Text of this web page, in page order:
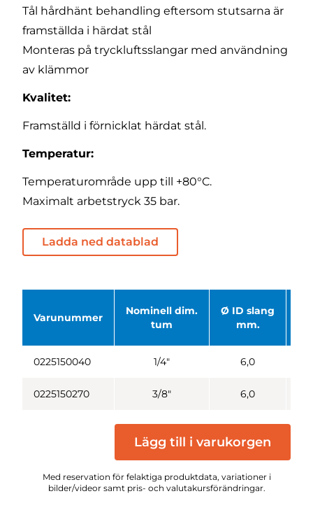
Tål hårdhänt behandling eftersom stutsarna är
framställda i härdat stål
Monteras på tryckluftsslangar med användning
av klämmor
Kvalitet:
Framställd i förnicklat härdat stål.
Temperatur:
Temperaturområde upp till +80°C.
Maximalt arbetstryck 35 bar.
Ladda ned datablad
Varunummer
Nominell dim.
tum
Ø ID slang
mm.
0225150040 1/4" 6,0
0225150270 3/8" 6,0
Lägg till i varukorgen
Med reservation för felaktiga produktdata, variationer i
bilder/videor samt pris- och valutakursförändringar.